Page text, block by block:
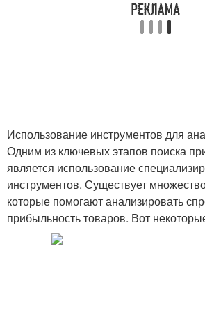
Использование инструментов для
Одним из ключевых этапов поиска
является использование
инструментов. Существует
которые помогают анализировать
прибыльность товаров. Вот